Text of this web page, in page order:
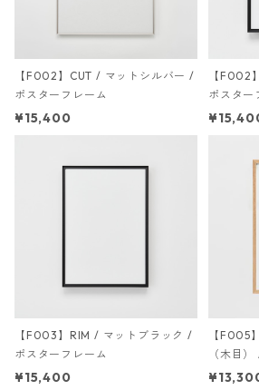
【F002】CUT / マットシルバー /
ポスターフレーム
¥15,400
【F002
ポスター
【F003】RIM / マットブラック /
ポスターフレーム
¥15,400
【F005
（木目